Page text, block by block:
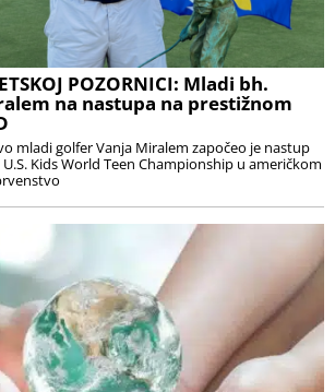
POZORNICI: Mladi bh.
na nastupa na prestižnom
mladi golfer Vanja Miralem započeo je nastup
Kids World Teen Championship u američkom